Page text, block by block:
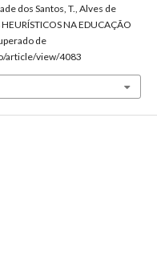
dos Santos, T., Alves de
NA EDUCAÇÃO
de
article/view/4083